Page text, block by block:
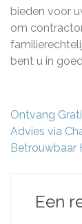
bieden voor
om
bent u in
Ontvang
Advies via
Betrouwbaar
Een